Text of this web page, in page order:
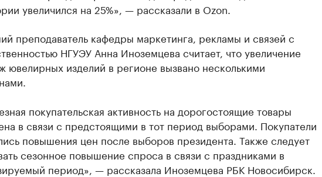
увеличился на 25%», — рассказали в Ozon.
преподаватель кафедры маркетинга, рекламы и связей с
НГУЭУ Анна Иноземцева считает, что увеличение
ювелирных изделий в регионе вызвано несколькими
покупательская активность на дорогостоящие товары
в связи с предстоящими в тот период выборами. Покупатели
повышения цен после выборов президента. Также следует
сезонное повышение спроса в связи с праздниками в
период», — рассказала Иноземцева РБК Новосибирск.